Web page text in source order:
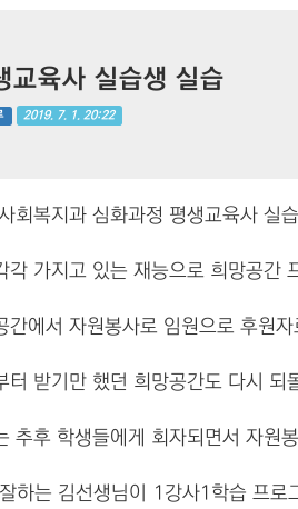
교육사 실습생 실습
2019. 7. 1. 20:22
회복지과 심화과정 평생교육사 실
각 가지고 있는 재능으로 희망공간
간에서 자원봉사로 임원으로 후원
터 받기만 했던 희망공간도 다시 되
추후 학생들에게 회자되면서 자원
하는 김선생님이 1강사1학습 프